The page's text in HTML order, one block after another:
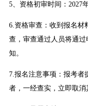
5、资格初审时间：2027
6.资格审查：收到报名材
查，审查通过人员将通
知。
7.报名注意事项：报考者
者，一经查实，立即取消